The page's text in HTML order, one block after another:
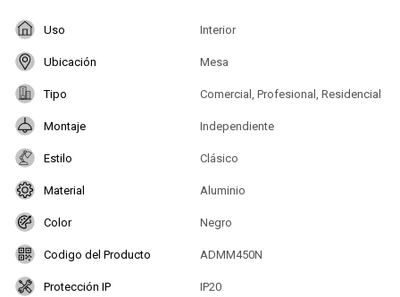
Uso Interior
Ubicación Mesa
Tipo Comercial, Profesional, Residencial
Montaje Independiente
Estilo Clásico
Material Aluminio
Color Negro
Codigo del Producto ADMM450N
Protección IP IP20